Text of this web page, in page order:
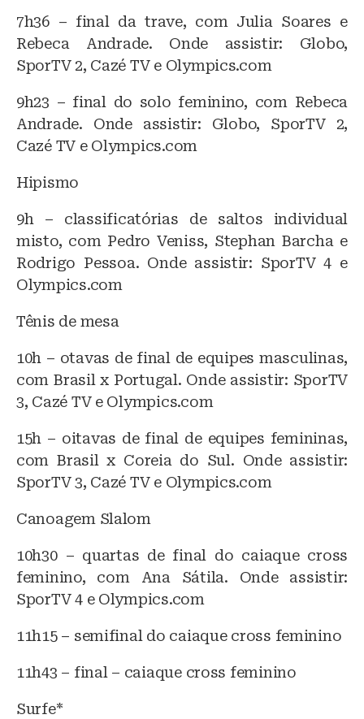
7h36 – final da trave, com Julia Soares e
Rebeca Andrade. Onde assistir: Globo,
SporTV 2, Cazé TV e Olympics.com
9h23 – final do solo feminino, com Rebeca
Andrade. Onde assistir: Globo, SporTV 2,
Cazé TV e Olympics.com
Hipismo
9h – classificatórias de saltos individual
misto, com Pedro Veniss, Stephan Barcha e
Rodrigo Pessoa. Onde assistir: SporTV 4 e
Olympics.com
Tênis de mesa
10h – otavas de final de equipes masculinas,
com Brasil x Portugal. Onde assistir: SporTV
3, Cazé TV e Olympics.com
15h – oitavas de final de equipes femininas,
com Brasil x Coreia do Sul. Onde assistir:
SporTV 3, Cazé TV e Olympics.com
Canoagem Slalom
10h30 – quartas de final do caiaque cross
feminino, com Ana Sátila. Onde assistir:
SporTV 4 e Olympics.com
11h15 – semifinal do caiaque cross feminino
11h43 – final – caiaque cross feminino
Surfe*